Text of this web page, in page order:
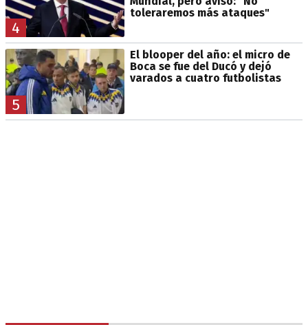
4
toleraremos más ataques"
5
El blooper del año: el micro de
Boca se fue del Ducó y dejó
varados a cuatro futbolistas